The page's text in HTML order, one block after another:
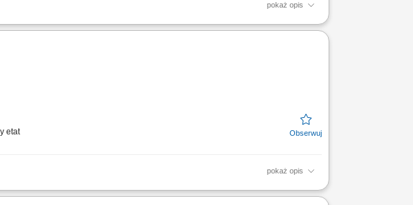
pokaż opis
harmonogramem i budżetem. Koordynacja pracy zespołów
etat
pokaż opis
instalacji wentylacyjnych. Współpraca z kierownictwem budowy